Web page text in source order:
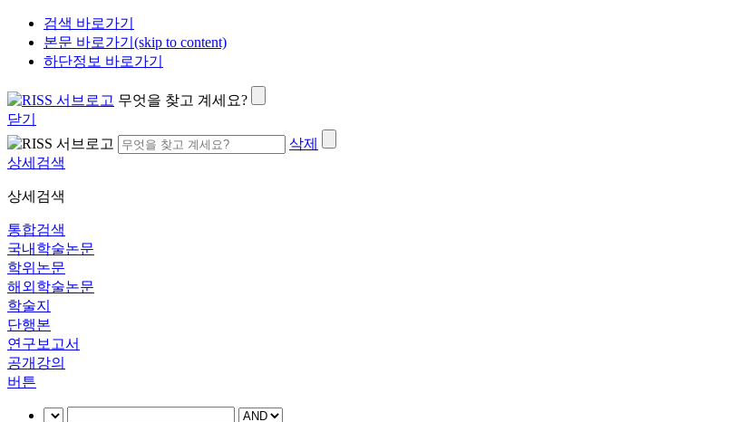
검색 바로가기
본문 바로가기(skip to content)
하단정보 바로가기
무엇을 찾고 계세요?
닫기
삭제
상세검색
상세검색
통합검색
국내학술논문
학위논문
해외학술논문
학술지
단행본
연구보고서
공개강의
버튼